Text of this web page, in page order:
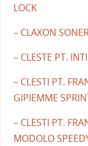
LOCK
– CLAXON
– CLESTE PT.
– CLESTI PT.
GIPIEMME
– CLESTI PT.
MODOLO